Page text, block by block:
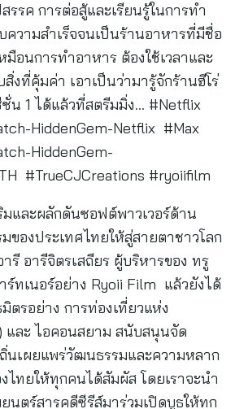
รค การต่อสู้และเรียนรู้ในการทำ
ความสำเร็จจนเป็นร้านอาหารที่มีชื่อ
มือนการทำอาหาร ต้องใช้เวลาและ
งที่คุ้มค่า เอาเป็นว่ามารู้จักร้านฮีโร่
ซั่น 1 ได้แล้วที่สตรีมมิ่ง… #Netflix
HiddenGem-Netflix #Max
HiddenGem-
#TrueCJCreations #ryoiifilm
มและผลักดันซอฟต์พาวเวอร์ด้าน
ของประเทศไทยให้สู่สายตาชาวโลก
รี อารีจิตรเสถียร ผู้บริหารของ ทรู
ร์ทเนอร์อย่าง Ryoii Film แล้วยังได้
ตรอย่าง การท่องเที่ยวแห่ง
และ ไอคอนสยาม สนับสนุนจัด
นเผยแพร่วัฒนธรรมและความหลาก
ไทยให้ทุกคนได้สัมผัส โดยเราจะนำ
นตร์สารคดีซีรีส์มาร่วมเปิดบูธให้ทุก